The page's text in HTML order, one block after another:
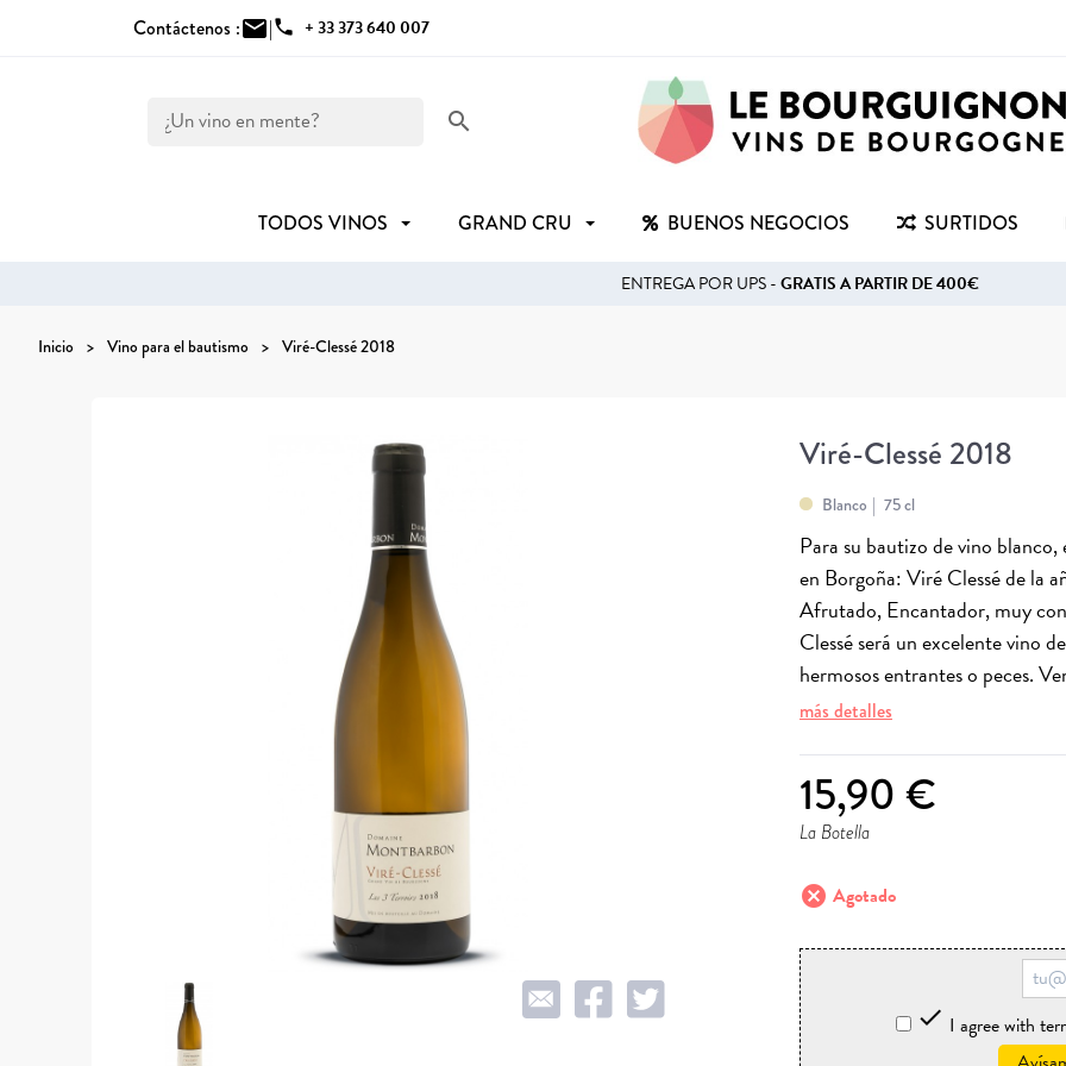
Contáctenos :mail|phone + 33 373 640 007
search
TODOS VINOS GRAND CRU BUENOS NEGOCIOS SURTIDOS
ENTREGA POR UPS -GRATIS A PARTIR DE 400€
Inicio Vino para el bautismo Viré-Clessé 2018
Viré-Clessé 2018
Blanco 75 cl
Para su bautizo de vino
en Borgoña: Viré Clessé de la
Afrutado, Encantador, muy
Clessé será un excelente vino
hermosos entrantes o peces.
más detalles
15,90 €
La Botella
cancel Agotado
 I agree with